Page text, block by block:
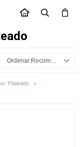
INICIO
Recomendados
Plateado